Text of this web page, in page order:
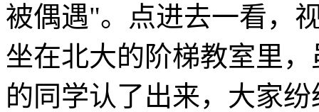
被偶遇"。点进去一看，
坐在北大的阶梯教室里
的同学认了出来，大家